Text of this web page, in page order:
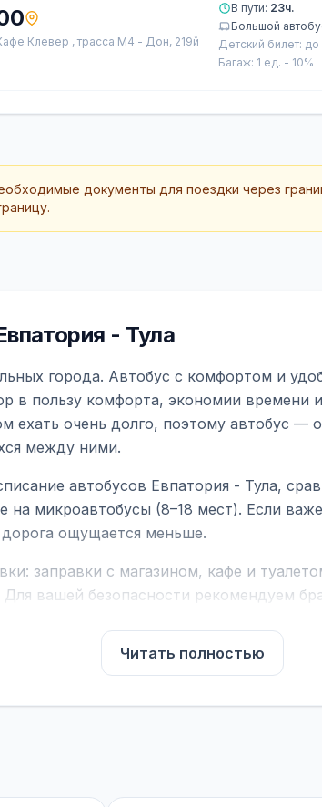
Клевер , трасса М4 - Дон, 219й
В пути: 23ч.
Большой
Детский билет: до
Багаж: 1 ед. - 10%
документы для поездки через
- Тула
города. Автобус с комфортом и
в пользу комфорта, экономии времени
ехать очень долго, поэтому автобус
между ними.
автобусов Евпатория - Тула,
на микроавтобусы (8–18 мест). Если
ощущается меньше.
заправки с магазином, кафе и
вашей безопасности рекомендуем
комфортной поездки: регулировка
работают стюарды. У нас
печатать билет заранее не нужно.
посадки, время и место прибытия,
Читать полностью